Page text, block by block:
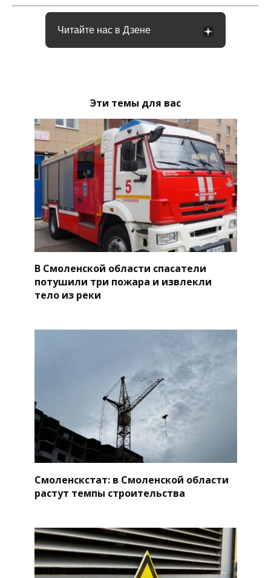
Читайте нас в Дзене
Эти темы для вас
В Смоленской области спасатели
потушили три пожара и извлекли
тело из реки
Смоленскстат: в Смоленской области
растут темпы строительства